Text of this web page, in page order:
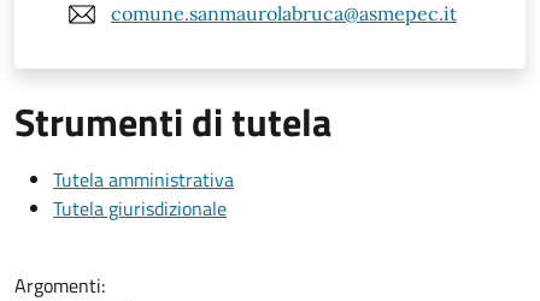
comune.sanmaurolabruca@asmepec.it
Strumenti di tutela
Tutela amministrativa
Tutela giurisdizionale
Argomenti: